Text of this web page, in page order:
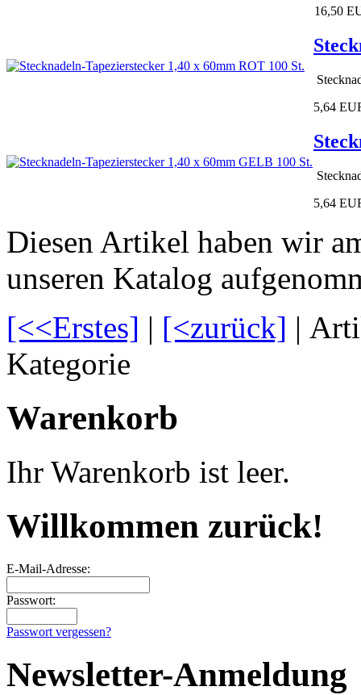
16,50
5,64
5,64
Diesen Artikel haben wir
unseren Katalog
[<<Erstes] | [<zurück] |
Kategorie
Warenkorb
Ihr Warenkorb ist leer.
Willkommen zurück!
E-Mail-Adresse:
Passwort:
Passwort vergessen?
Newsletter-Anmeldung